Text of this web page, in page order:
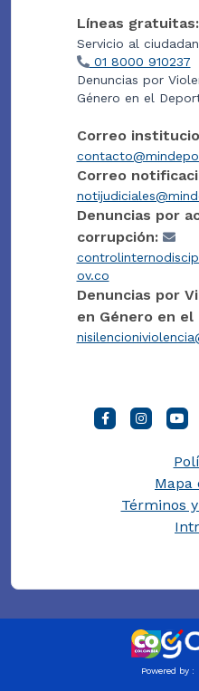
Líneas gratuitas:
Servicio al
01 8000 910237
Denuncias por
Género en el
Correo
Correo
Denuncias por
corrupción:
ov.co
Denuncias por
en Género en el
Mapa
Términos
Powered by :